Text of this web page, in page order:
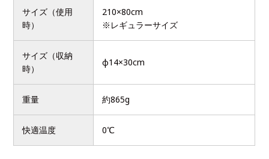
サイズ（使用
時）
210×80cm
※レギュラーサイズ
サイズ（収納
時）
φ14×30cm
重量 約865g
快適温度 0℃